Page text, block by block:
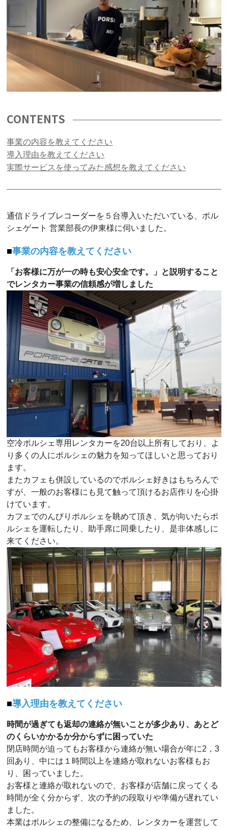
CONTENTS
事業の内容を教えてください
導入理由を教えてください
実際サービスを使ってみた感想を教えてください
通信ドライブレコーダーを５台導入いただいている、ポル
シェゲート 営業部長の伊東様に伺いました。
事業の内容を教えてください
「お客様に万が一の時も安心安全です。」と説明すること
でレンタカー事業の信頼感が増しました
空冷ポルシェ専用レンタカーを20台以上所有しており、よ
り多くの人にポルシェの魅力を知ってほしいと思っており
ます。
またカフェも併設しているのでポルシェ好きはもちろんで
すが、一般のお客様にも見て触って頂けるお店作りを心掛
けています。
カフェでのんびりポルシェを眺めて頂き、気が向いたらポ
ルシェを運転したり、助手席に同乗したり、是非体感しに
来てください。
導入理由を教えてください
時間が過ぎても返却の連絡が無いことが多少あり、あとど
のくらいかかるか分からずに困っていた
閉店時間が迫ってもお客様から連絡が無い場合が年に2，3
回あり、中には１時間以上を連絡が取れないお客様もお
り、困っていました。
お客様と連絡が取れないので、お客様が店舗に戻ってくる
時間が全く分からず、次の予約の段取りや準備が遅れてい
ました。
本業はポルシェの整備になるため、レンタカーを運営して